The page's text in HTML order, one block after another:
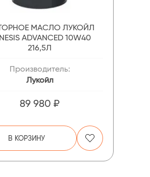
МАСЛО ЛУКОЙЛ
ADVANCED 10W40
216,5Л
Производитель:
Лукойл
89 980 ₽
В КОРЗИНУ